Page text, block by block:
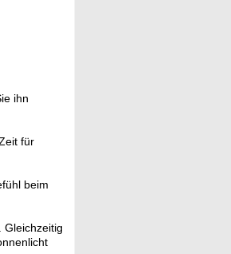
ihn
für
beim
Gleichzeitig